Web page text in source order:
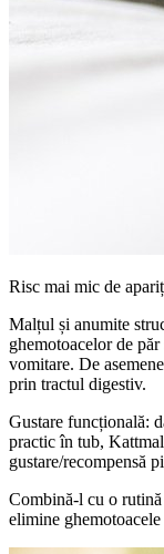
Risc mai mic de
Malțul și anumite
ghemotoacelor de
vomitare. De
prin tractul digestiv.
Gustare funcțională:
practic în tub,
gustare/recompensă
Combină-l cu o
elimine